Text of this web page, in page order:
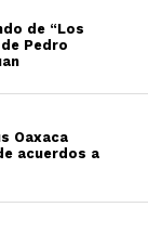
de “Los
Pedro
Oaxaca
acuerdos a